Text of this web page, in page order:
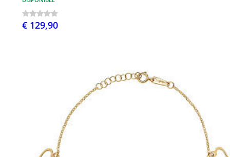
€ 129,90